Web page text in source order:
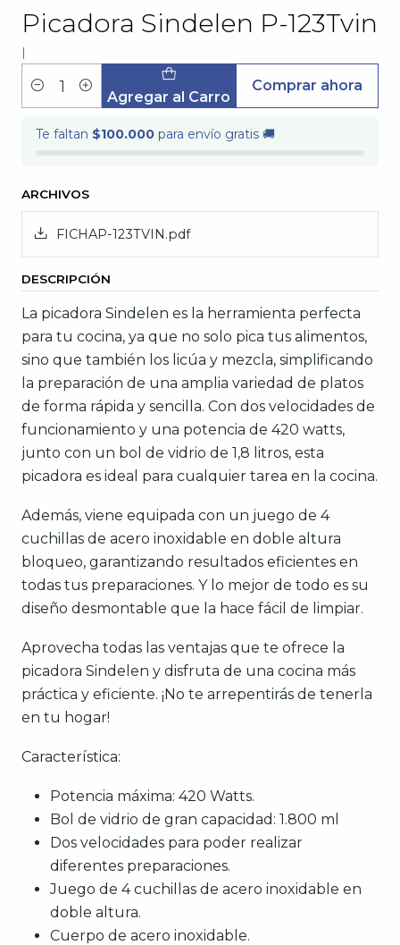
Picadora Sindelen P-123Tvin
|
Cantidad Agregar al Carro
Comprar ahora
Te faltan $100.000 para envío gratis 🚚
ARCHIVOS
FICHAP-123TVIN.pdf
DESCRIPCIÓN
La picadora Sindelen es la herramienta perfecta
para tu cocina, ya que no solo pica tus alimentos,
sino que también los licúa y mezcla, simplificando
la preparación de una amplia variedad de platos
de forma rápida y sencilla. Con dos velocidades de
funcionamiento y una potencia de 420 watts,
junto con un bol de vidrio de 1,8 litros, esta
picadora es ideal para cualquier tarea en la cocina.
Además, viene equipada con un juego de 4
cuchillas de acero inoxidable en doble altura
bloqueo, garantizando resultados eficientes en
todas tus preparaciones. Y lo mejor de todo es su
diseño desmontable que la hace fácil de limpiar.
Aprovecha todas las ventajas que te ofrece la
picadora Sindelen y disfruta de una cocina más
práctica y eficiente. ¡No te arrepentirás de tenerla
en tu hogar!
Característica:
Potencia máxima: 420 Watts.
Bol de vidrio de gran capacidad: 1.800 ml
Dos velocidades para poder realizar
diferentes preparaciones.
Juego de 4 cuchillas de acero inoxidable en
doble altura.
Cuerpo de acero inoxidable.